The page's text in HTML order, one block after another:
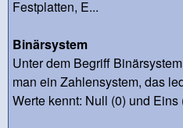
Festplatten, E...
Binärsystem
Unter dem Begriff
man ein Zahlensystem, das
Werte kennt: Null (0) und Eins